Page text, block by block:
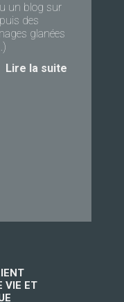
un blog sur
des
glanées
Lire la suite
VIE ET